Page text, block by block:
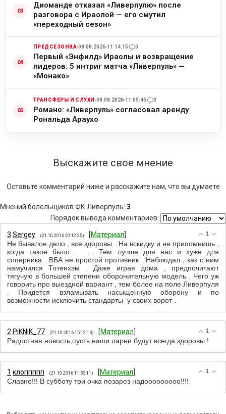
Диоманде отказал «Ливерпулю» после
разговора с Ираолой — его смутил
«переходный сезон»
ПРЕДСЕЗОНКА 08.08.2026 11:14:15 0
Первый «Энфилд» Ираолы и возвращение
лидеров: 5 интриг матча «Ливерпуль» —
«Монако»
ТРАНСФЕРЫ И СЛУХИ 08.08.2026 11:05:46 0
Романо: «Ливерпуль» согласовал аренду
Рональда Араухо
Выскажите свое мнение
Оставьте комментарий ниже и расскажите нам, что вы думаете
Мнений болельщиков ФК Ливерпуль: 3
Порядок вывода комментариев:
1
3 Sergey (21.10.2016 20:12:25) [Материал
Не бывалое дело , все здоровы . На вскидку и не припомнишь ,
когда такое было ...... . Тем лучше для нас и хуже для
соперника . ВБА не простой противник . Наблюдал , как с ним
намучился Тотенхэм . Даже играя дома , предпочитают
тягучую в большей степени оборонительную модель . Чего уж
говорить про выездной вариант , тем более на поле Ливерпуля
. Придется взламывать насыщенную оборону и по
возможности исключить стандарты у своих ворот .
1
2 PiKNiK_77 (21.10.2016 15:12:13) [Материал
Радостная новость,пусть наши парни будут всегда здоровы !
1
1 клоппппп (21.10.2016 11:33:11) [Материал
Славно!!! В субботу три очка позарез надооооооооо!!!!